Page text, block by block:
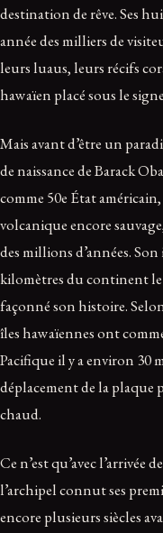
destination de rêve. Ses
année des milliers de
leurs luaus, leurs récifs
hawaïen placé sous le
Mais avant d’être un
de naissance de Barack
comme 50e État
volcanique encore
des millions d’années.
kilomètres du continent
façonné son histoire.
îles hawaïennes ont
Pacifique il y a environ 30
déplacement de la plaque
chaud.
Ce n’est qu’avec l’arrivée
l’archipel connut ses
encore plusieurs siècles